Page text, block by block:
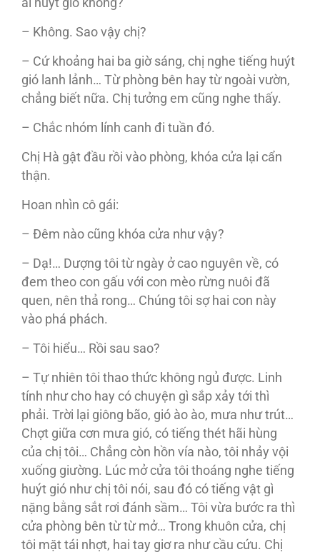
ai huýt gió không?
– Không. Sao vậy chị?
– Cứ khoảng hai ba giờ sáng, chị nghe tiếng huýt
gió lanh lảnh… Từ phòng bên hay từ ngoài vườn,
chẳng biết nữa. Chị tưởng em cũng nghe thấy.
– Chắc nhóm lính canh đi tuần đó.
Chị Hà gật đầu rồi vào phòng, khóa cửa lại cẩn
thận.
Hoan nhìn cô gái:
– Đêm nào cũng khóa cửa như vậy?
– Dạ!… Dượng tôi từ ngày ở cao nguyên về, có
đem theo con gấu với con mèo rừng nuôi đã
quen, nên thả rong… Chúng tôi sợ hai con này
vào phá phách.
– Tôi hiểu… Rồi sau sao?
– Tự nhiên tôi thao thức không ngủ được. Linh
tính như cho hay có chuyện gì sắp xảy tới thì
phải. Trời lại giông bão, gió ào ào, mưa như trút…
Chợt giữa cơn mưa gió, có tiếng thét hãi hùng
của chị tôi… Chẳng còn hồn vía nào, tôi nhảy vội
xuống giường. Lúc mở cửa tôi thoáng nghe tiếng
huýt gió như chị tôi nói, sau đó có tiếng vật gì
nặng bằng sắt rơi đánh sầm… Tôi vừa bước ra thì
cửa phòng bên từ từ mở… Trong khuôn cửa, chị
tôi mặt tái nhợt, hai tay giơ ra như cầu cứu. Chị